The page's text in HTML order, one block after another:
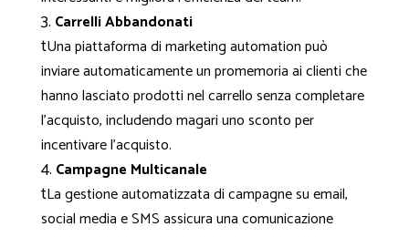
Carrelli Abbandonati
tUna piattaforma di marketing automation può
inviare automaticamente un promemoria ai clienti che
hanno lasciato prodotti nel carrello senza completare
l'acquisto, includendo magari uno sconto per
incentivare l'acquisto.
Campagne Multicanale
tLa gestione automatizzata di campagne su email,
social media e SMS assicura una comunicazione